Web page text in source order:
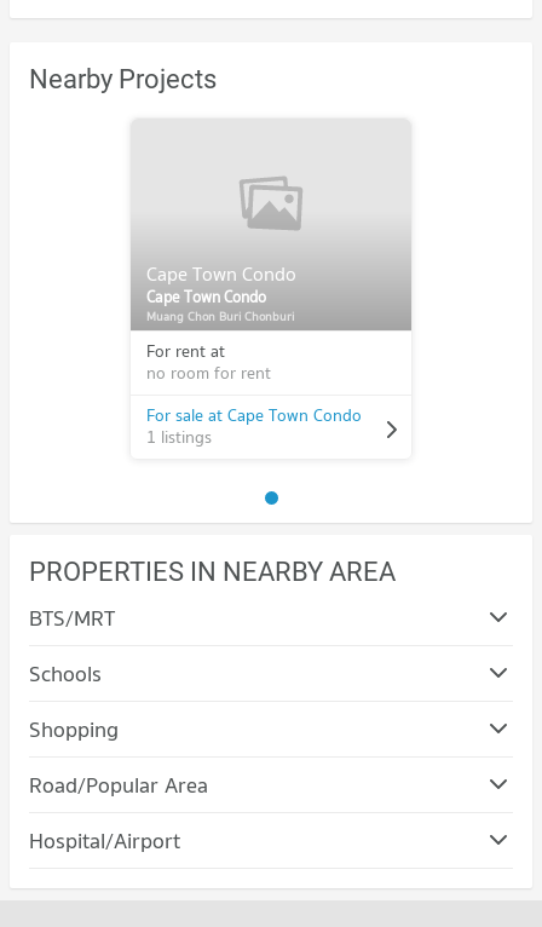
Nearby Projects
Cape Town Condo
Cape Town Condo
Muang Chon Buri Chonburi
For rent at
no room for rent
For sale at Cape Town Condo
1 listings
PROPERTIES IN NEARBY AREA
BTS/MRT
Schools
Condo Sripatum University (Chonburi)
PROJECT_COUNT
Condo for Rent Sripatum University (Chonburi)
Condo for Sale Sripatum University (Chonburi)
Shopping
Road/Popular Area
Condo Muang Chon Buri Chonburi
PROJECT_COUNT
Condo for Rent in Muang Chon Buri Chonburi
Hospital/Airport
Condo Vibharam Amata Nakorn Hospital